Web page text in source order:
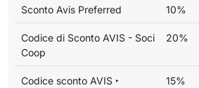
Sconto Avis Preferred 10%
Codice di Sconto AVIS - Soci
Coop
20%
Codice sconto AVIS ‣
15%